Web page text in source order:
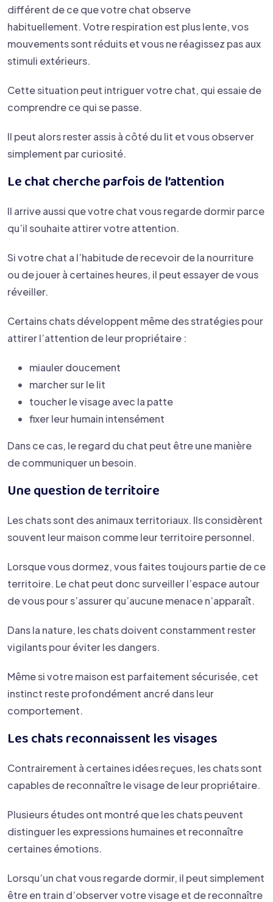
différent de ce que votre chat observe
habituellement. Votre respiration est plus lente, vos
mouvements sont réduits et vous ne réagissez pas aux
stimuli extérieurs.
Cette situation peut intriguer votre chat, qui essaie de
comprendre ce qui se passe.
Il peut alors rester assis à côté du lit et vous observer
simplement par curiosité.
Le chat cherche parfois de l’attention
Il arrive aussi que votre chat vous regarde dormir parce
qu’il souhaite attirer votre attention.
Si votre chat a l’habitude de recevoir de la nourriture
ou de jouer à certaines heures, il peut essayer de vous
réveiller.
Certains chats développent même des stratégies pour
attirer l’attention de leur propriétaire :
miauler doucement
marcher sur le lit
toucher le visage avec la patte
fixer leur humain intensément
Dans ce cas, le regard du chat peut être une manière
de communiquer un besoin.
Une question de territoire
Les chats sont des animaux territoriaux. Ils considèrent
souvent leur maison comme leur territoire personnel.
Lorsque vous dormez, vous faites toujours partie de ce
territoire. Le chat peut donc surveiller l’espace autour
de vous pour s’assurer qu’aucune menace n’apparaît.
Dans la nature, les chats doivent constamment rester
vigilants pour éviter les dangers.
Même si votre maison est parfaitement sécurisée, cet
instinct reste profondément ancré dans leur
comportement.
Les chats reconnaissent les visages
Contrairement à certaines idées reçues, les chats sont
capables de reconnaître le visage de leur propriétaire.
Plusieurs études ont montré que les chats peuvent
distinguer les expressions humaines et reconnaître
certaines émotions.
Lorsqu’un chat vous regarde dormir, il peut simplement
être en train d’observer votre visage et de reconnaître